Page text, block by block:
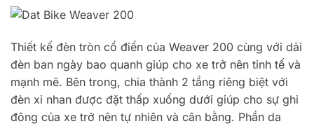
Thiết kế đèn tròn cổ điển của Weaver 200 cùng với dải
đèn ban ngày bao quanh giúp cho xe trở nên tinh tế và
mạnh mẽ. Bên trong, chia thành 2 tầng riêng biệt với
đèn xi nhan được đặt thấp xuống dưới giúp cho sự ghi
đông của xe trở nên tự nhiên và cân bằng. Phần da